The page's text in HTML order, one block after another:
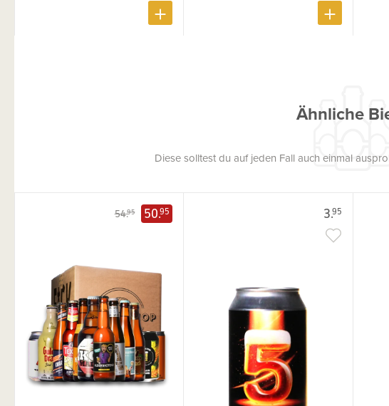
Ähnliche
Diese solltest du auf jeden Fall auch einmal
54.95 50.95 3.95